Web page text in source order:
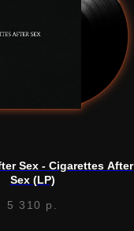
Sex - Cigarettes After
Sex (LP)
5 310 р.